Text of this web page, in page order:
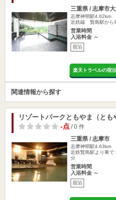
三重県 / 志摩市
志摩神明駅4.62km
近鉄線 賢島駅から
営業時間
入浴料金 ～
宿泊
楽天トラベルの宿
関連情報から探す
リゾートパークともやま（とも
-点/ 0 件
三重県 / 志摩市
志摩神明駅4.63km
近鉄賢島駅より車
分
営業時間
入浴料金 ～
宿泊